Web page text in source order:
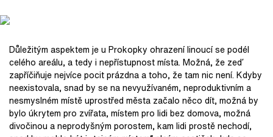
Důležitým aspektem je u Prokopky ohrazení linoucí se podél
celého areálu, a tedy i nepřístupnost místa. Možná, že zeď
zapříčiňuje nejvíce pocit prázdna a toho, že tam nic není. Kdyby
neexistovala, snad by se na nevyužívaném, neproduktivním a
nesmyslném místě uprostřed města začalo něco dít, možná by
bylo úkrytem pro zvířata, místem pro lidi bez domova, možná
divočinou a neprodyšným porostem, kam lidi prostě nechodí,